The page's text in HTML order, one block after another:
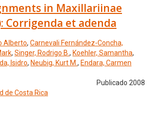
in Maxillariinae
Corrigenda et adenda
Alberto, Carnevali Fernández-Concha,
, Singer, Rodrigo B., Koehler, Samantha,
Isidro, Neubig, Kurt M., Endara, Carmen
Publicado 2008
de Costa Rica